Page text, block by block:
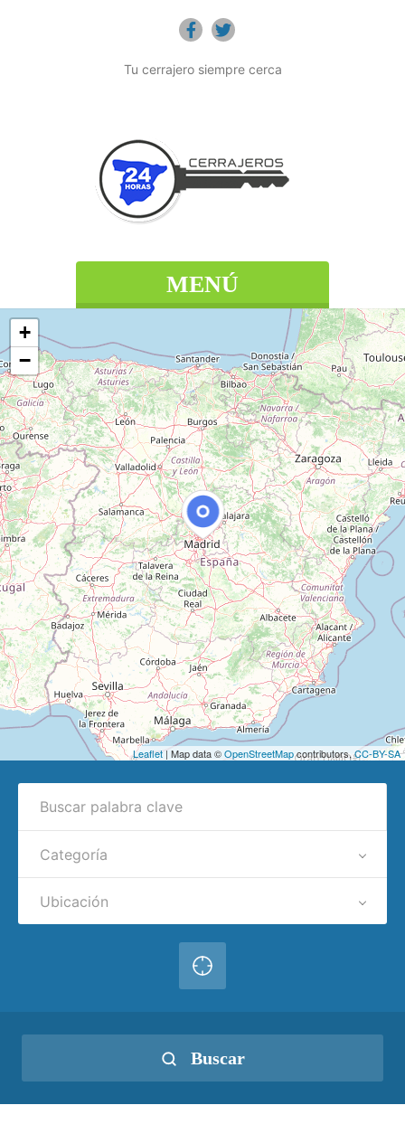
Tu cerrajero siempre cerca
MENÚ
+
−
Leaflet | Map data ©OpenStreetMapcontributors,CC-BY-SA
Categoría
Ubicación
Buscar